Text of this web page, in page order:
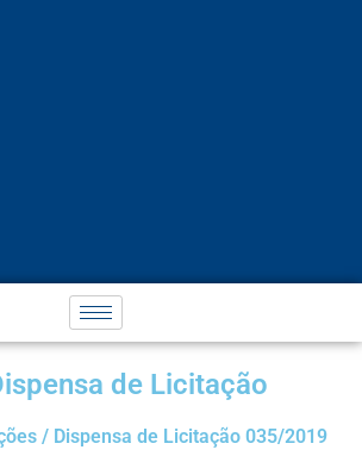
de Licitação
/ Dispensa de Licitação 035/2019